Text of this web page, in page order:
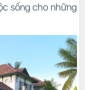
sống cho những